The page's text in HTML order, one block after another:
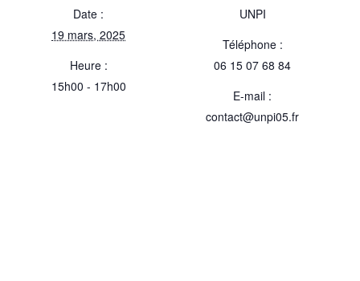
Date :
19 mars, 2025
Heure :
15h00 - 17h00
UNPI
Téléphone :
06 15 07 68 84
E-mail :
contact@unpi05.fr